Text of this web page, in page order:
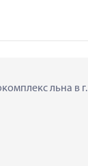
льна в г.